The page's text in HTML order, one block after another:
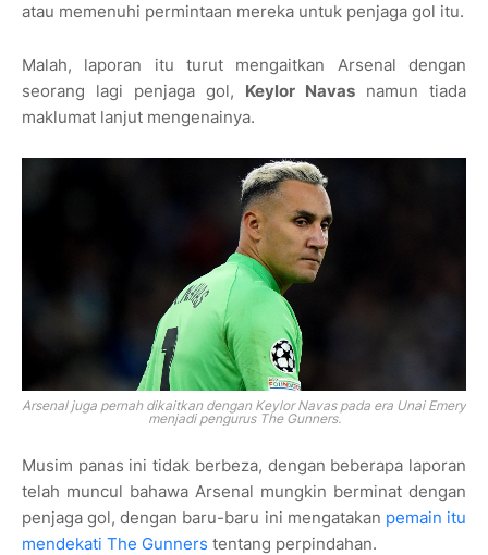
atau memenuhi permintaan mereka untuk penjaga gol itu.
Malah, laporan itu turut mengaitkan Arsenal dengan
seorang lagi penjaga gol, Keylor Navas namun tiada
maklumat lanjut mengenainya.
Arsenal juga pernah dikaitkan dengan Keylor Navas pada era Unai Emery
menjadi pengurus The Gunners.
Musim panas ini tidak berbeza, dengan beberapa laporan
telah muncul bahawa Arsenal mungkin berminat dengan
penjaga gol, dengan baru-baru ini mengatakan pemain itu
mendekati The Gunners tentang perpindahan.